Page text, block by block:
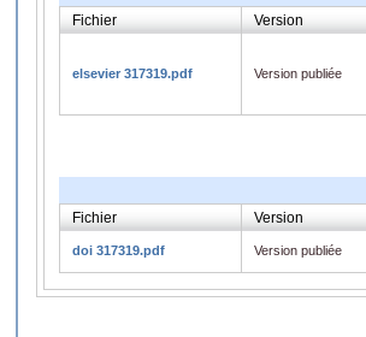
Fichier Version
elsevier 317319.pdf
Version publiée
Fichier Version
doi 317319.pdf Version publiée